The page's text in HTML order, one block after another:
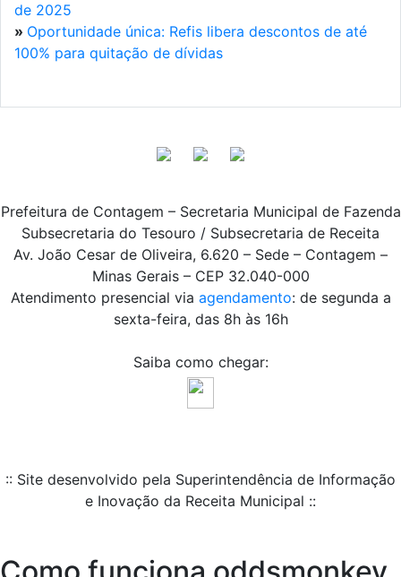
de 2025
» Oportunidade única: Refis libera descontos de até
100% para quitação de dívidas
Prefeitura de Contagem – Secretaria Municipal de Fazenda
Subsecretaria do Tesouro / Subsecretaria de Receita
Av. João Cesar de Oliveira, 6.620 – Sede – Contagem –
Minas Gerais – CEP 32.040-000
Atendimento presencial via agendamento: de segunda a
sexta-feira, das 8h às 16h
Saiba como chegar:
:: Site desenvolvido pela Superintendência de Informação
e Inovação da Receita Municipal ::